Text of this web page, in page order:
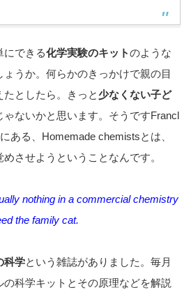
にできる化学実験のキットのような
ょうか。何らかのきっかけで親の目
としたら。きっと少なくない子ど
ゃないかと思います。そうですFrancl
ある、Homemade chemistsとは、
させようということなんです。
nothing in a commercial chemistry
the family cat.
科学という雑誌がありました。毎月
科学キットとその原理などを解説